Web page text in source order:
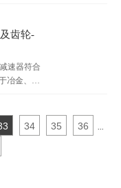
小的情况
用于室内
反应罐，
防爆电机
输出轴转
情咨询店
齿轮-
速器符合
冶金、矿
34 35 36 ...